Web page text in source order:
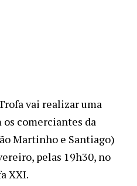
vai realizar uma
comerciantes da
Martinho e Santiago)
pelas 19h30, no
XXI.